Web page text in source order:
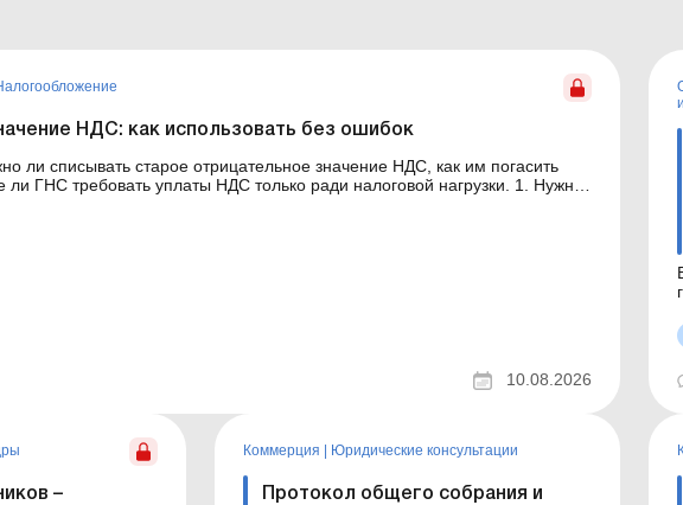
НДС: как использовать без ошибок
ли списывать старое отрицательное значение НДС, как им погасить
ГНС требовать уплаты НДС только ради налоговой нагрузки. 1. Нужно
10.08.2026
–
Коммерция Юридические консультации
Протокол общего собрания и